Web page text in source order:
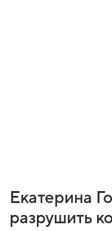
Екатерина
разрушить